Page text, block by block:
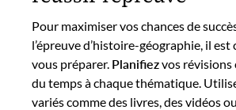
Pour maximiser vos chances de
l’épreuve d’histoire-géographie, il est
vous préparer. Planifiezvos révisions
du temps à chaque thématique.
variés comme des livres, des vidéos